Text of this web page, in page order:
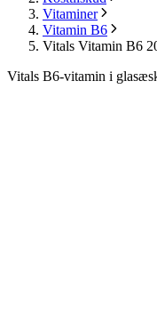
Vitaminer
Vitamin B6
Vitals Vitamin B6
Vitals B6-vitamin i